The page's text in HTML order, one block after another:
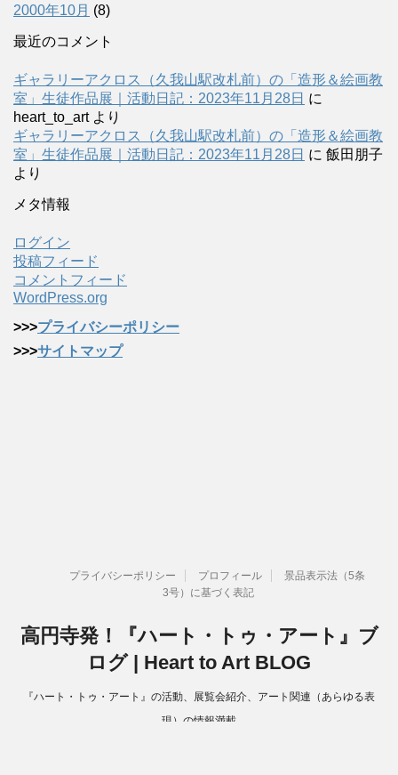
2000年10月 (8)
最近のコメント
ギャラリーアクロス（久我山駅改札前）の「造形＆絵画教
室」生徒作品展｜活動日記：2023年11月28日 に
heart_to_artより
ギャラリーアクロス（久我山駅改札前）の「造形＆絵画教
室」生徒作品展｜活動日記：2023年11月28日 に 飯田朋子
より
メタ情報
ログイン
投稿フィード
コメントフィード
WordPress.org
>>>プライバシーポリシー
>>>サイトマップ
プライバシーポリシー プロフィール
景品表示法（5条
3号）に基づく表記
高円寺発！『ハート・トゥ・アート』ブ
ログ | Heart to Art BLOG
『ハート・トゥ・アート』の活動、展覧会紹介、アート関連（あらゆる表
現）の情報満載